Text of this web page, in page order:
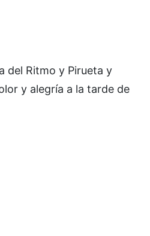
del Ritmo y Pirueta y
y alegría a la tarde de